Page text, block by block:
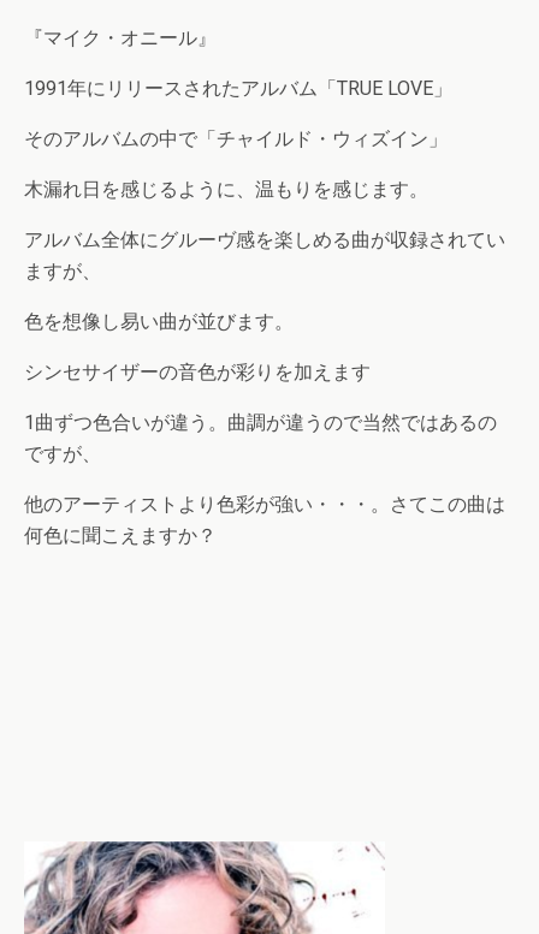
『マイク・オニール』
1991年にリリースされたアルバム「TRUE LOVE」
そのアルバムの中で「チャイルド・ウィズイン」
木漏れ日を感じるように、温もりを感じます。
アルバム全体にグルーヴ感を楽しめる曲が収録されてい
ますが、
色を想像し易い曲が並びます。
シンセサイザーの音色が彩りを加えます
1曲ずつ色合いが違う。曲調が違うので当然ではあるの
ですが、
他のアーティストより色彩が強い・・・。さてこの曲は
何色に聞こえますか？